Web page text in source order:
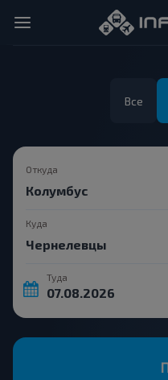
Все
Откуда
Куда
Туда